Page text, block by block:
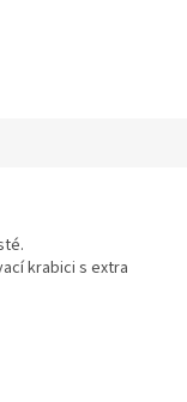
krabici s extra